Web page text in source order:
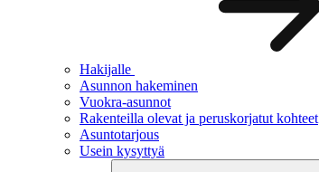
Hakijalle
Asunnon hakeminen
Vuokra-asunnot
Rakenteilla olevat ja peruskorjatut kohteet
Asuntotarjous
Usein kysyttyä